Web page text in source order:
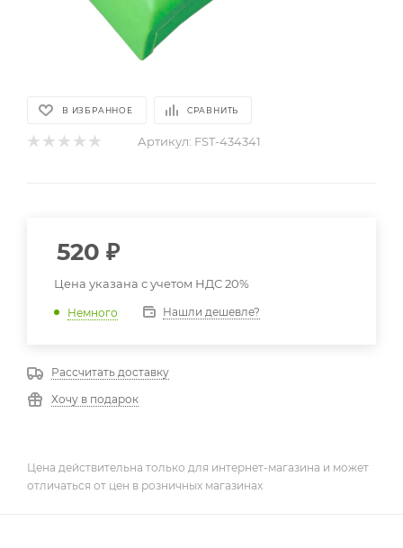
В ИЗБРАННОЕ СРАВНИТЬ
Артикул: FST-434341
520 ₽
Цена указана с учетом НДС 20%
Немного Нашли дешевле?
Рассчитать доставку
Хочу в подарок
Цена действительна только для интернет-магазина и может
отличаться от цен в розничных магазинах